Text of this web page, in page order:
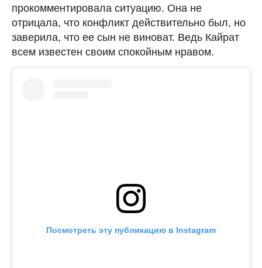
прокомментировала ситуацию. Она не
отрицала, что конфликт действительно был, но
заверила, что ее сын не виноват. Ведь Кайрат
всем известен своим спокойным нравом.
Посмотреть эту публикацию в Instagram